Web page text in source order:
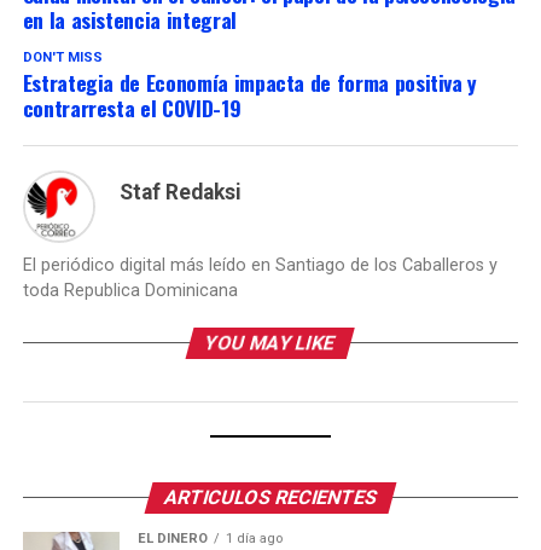
en la asistencia integral
DON'T MISS
Estrategia de Economía impacta de forma positiva y
contrarresta el COVID-19
Staf Redaksi
El periódico digital más leído en Santiago de los Caballeros y
toda Republica Dominicana
YOU MAY LIKE
ARTICULOS RECIENTES
EL DINERO 1 día ago